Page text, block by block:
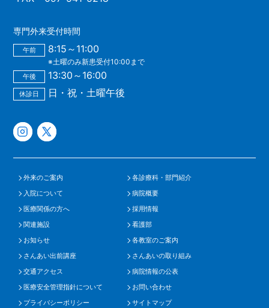
専門外来受付時間
午前 8:15～11:00
※土曜のみ新患受付10:00まで
午後 13:30～16:00
休診日 日・祝・土曜午後
外来のご案内
各診療科・部門紹介
入院について
病院概要
医療関係の方へ
採用情報
関連施設
看護部
お知らせ
各教室のご案内
さんあい出前講座
さんあいの取り組み
交通アクセス
病院情報の公表
医療安全管理指針について
お問い合わせ
プライバシーポリシー
サイトマップ